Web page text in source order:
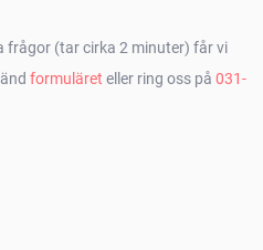
frågor (tar cirka 2 minuter) får vi
formuläret eller ring oss på 031-